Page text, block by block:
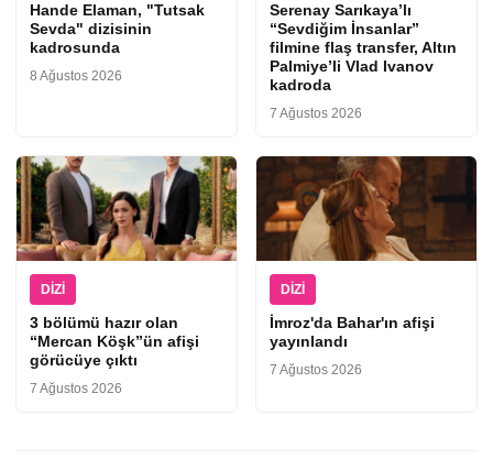
Hande Elaman, "Tutsak
Sevda" dizisinin
kadrosunda
8 Ağustos 2026
Serenay Sarıkaya’lı
“Sevdiğim İnsanlar”
filmine flaş transfer, Altın
Palmiye’li Vlad Ivanov
kadroda
7 Ağustos 2026
DIZI
3 bölümü hazır olan
“Mercan Köşk”ün afişi
görücüye çıktı
7 Ağustos 2026
DIZI
İmroz'da Bahar'ın afişi
yayınlandı
7 Ağustos 2026